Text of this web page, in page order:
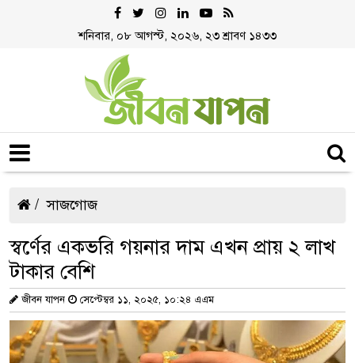
শনিবার, ০৮ আগস্ট, ২০২৬, ২৩ শ্রাবণ ১৪৩৩
সাজগোজ
স্বর্ণের একভরি গয়নার দাম এখন প্রায় ২ লাখ
টাকার বেশি
জীবন যাপন সেপ্টেম্বর ১১, ২০২৫, ১০:২৪ এএম